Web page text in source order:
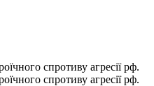
спротиву агресії рф.
спротиву агресії рф.